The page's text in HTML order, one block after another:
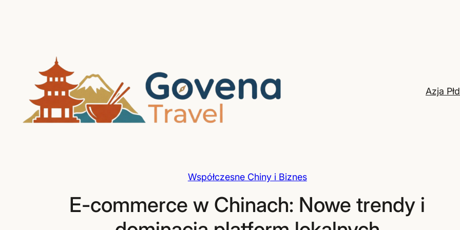
Azja
Współczesne Chiny i Biznes
E-commerce w Chinach: Nowe trendy i